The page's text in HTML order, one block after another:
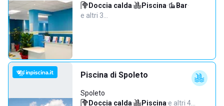
Doccia calda· Piscina· Bar·
e altri 3…
Piscina di Spoleto
Spoleto
Doccia calda· Piscina·e altri 4…